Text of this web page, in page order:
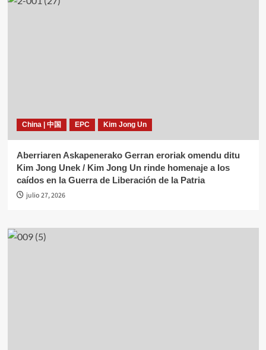
China | 中国 EPC Kim Jong Un
Aberriaren Askapenerako Gerran eroriak omendu ditu
Kim Jong Unek / Kim Jong Un rinde homenaje a los
caídos en la Guerra de Liberación de la Patria
julio 27, 2026